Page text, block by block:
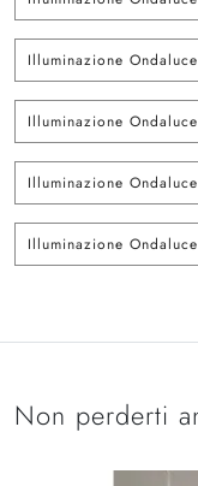
Illuminazione
Illuminazione
Illuminazione
Illuminazione
Non perderti